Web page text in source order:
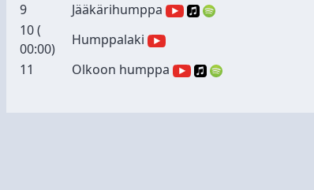
9
Jääkärihumppa
10 (
00:00)
Humppalaki
11 Olkoon humppa